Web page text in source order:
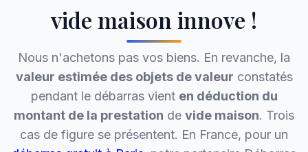
vide maison innove !
Nous n'achetons pas vos biens. En revanche, la
valeur estimée des objets de valeur constatés
pendant le débarras vient en déduction du
montant de la prestation de vide maison. Trois
cas de figure se présentent. En France, pour un